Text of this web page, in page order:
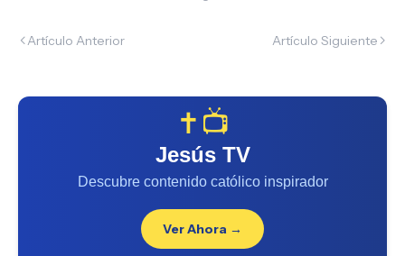
Artículo Anterior Artículo Siguiente
✝️📺
Jesús TV
Descubre contenido católico inspirador
Ver Ahora →